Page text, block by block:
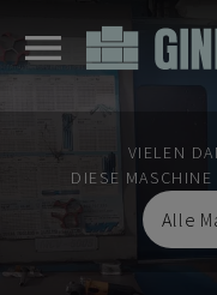
VIELEN
DIESE
Alle